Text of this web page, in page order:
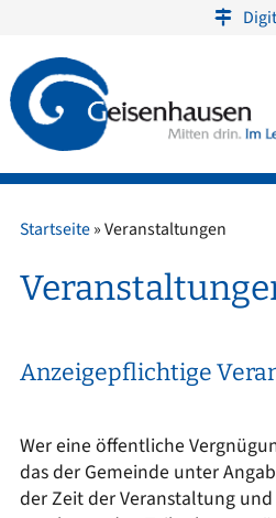
Startseite»Veranstaltungen
Anzeigepflichtige
Wer eine öffentliche
das der Gemeinde unter
der Zeit der Veranstaltung